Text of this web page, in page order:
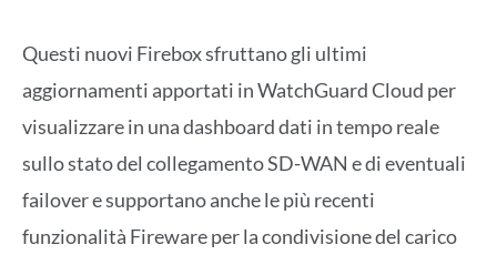
Questi nuovi Firebox sfruttano gli ultimi
aggiornamenti apportati in WatchGuard Cloud per
visualizzare in una dashboard dati in tempo reale
sullo stato del collegamento SD-WAN e di eventuali
failover e supportano anche le più recenti
funzionalità Fireware per la condivisione del carico